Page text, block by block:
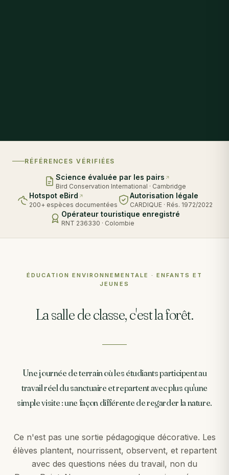
RÉFÉRENCES VÉRIFIÉES
Science évaluée par les pairs
Bird Conservation International · Cambridge
Hotspot eBird
200+ espèces documentées
Autorisation légale
CARDIQUE · Rés. 1972/2022
Opérateur touristique enregistré
RNT 236330 · Colombie
ÉDUCATION ENVIRONNEMENTALE · ENFANTS ET
JEUNES
La salle de classe, c'est la forêt.
Une journée de terrain où les étudiants participent au
travail réel du sanctuaire et repartent avec plus qu'une
simple visite : une façon différente de regarder la nature.
Ce n'est pas une sortie pédagogique décorative. Les
élèves plantent, nourrissent, observent, et repartent
avec des questions nées du travail, non du